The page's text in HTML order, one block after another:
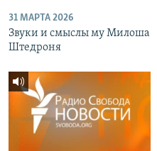
31 МАРТА 2026
Звуки и смыслы му Милоша
Штедроня